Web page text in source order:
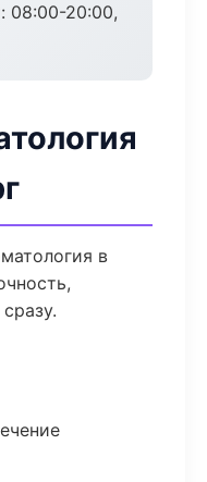
08:00-20:00,
в